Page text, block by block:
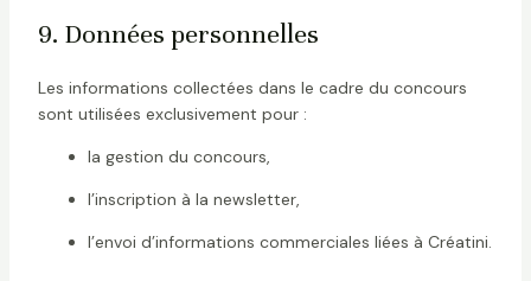
9. Données personnelles
Les informations collectées dans le cadre du concours
sont utilisées exclusivement pour :
la gestion du concours,
l’inscription à la newsletter,
l’envoi d’informations commerciales liées à Créatini.